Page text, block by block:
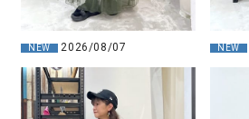
NEW 2026/08/07 NEW